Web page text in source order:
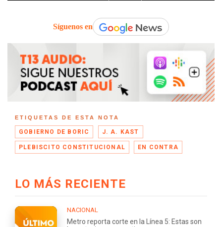
Síguenos en
ETIQUETAS DE ESTA NOTA
GOBIERNO DE BORIC J. A. KAST
PLEBISCITO CONSTITUCIONAL EN CONTRA
LO MÁS RECIENTE
NACIONAL
Metro reporta corte en la Línea 5: Estas son